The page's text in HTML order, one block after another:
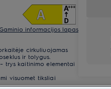
Gaminio informacijos lapas
cirkuliuojamas
ir tolygus.
trys kaitinimo elementai
visuomet tiksliai